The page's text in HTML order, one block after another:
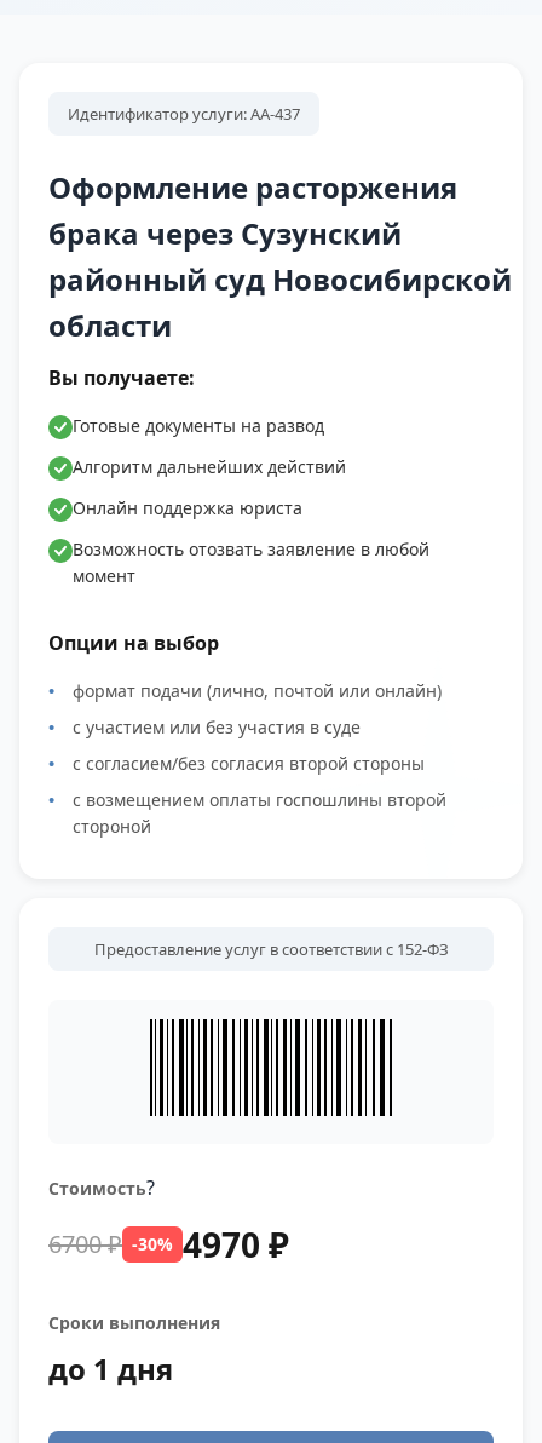
Идентификатор услуги: АА-437
Оформление расторжения
брака через Сузунский
районный суд Новосибирской
области
Вы получаете:
Готовые документы на развод
Алгоритм дальнейших действий
Онлайн поддержка юриста
Возможность отозвать заявление в любой
момент
Опции на выбор
формат подачи (лично, почтой или онлайн)
с участием или без участия в суде
с согласием/без согласия второй стороны
с возмещением оплаты госпошлины второй
стороной
Предоставление услуг в соответствии с 152-ФЗ
Стоимость?
6700 ₽ -30% 4970 ₽
Сроки выполнения
до 1 дня